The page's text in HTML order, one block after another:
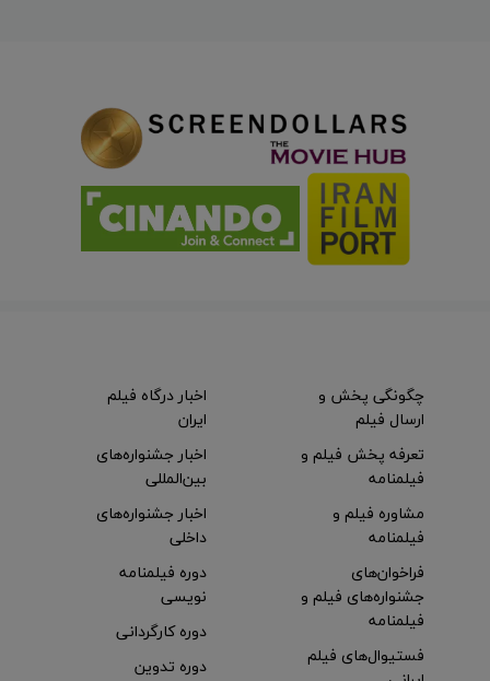
چگونگی پخش و
ارسال فیلم
تعرفه پخش فیلم و
فیلمنامه
مشاوره فیلم و
فیلمنامه
اخبار درگاه فیلم
ایران
اخبار جشنواره‌های
بین‌المللی
اخبار جشنواره‌های
داخلی
فراخوان‌های
جشنواره‌های فیلم و
فیلمنامه
فستیوال‌های فیلم
دوره فیلمنامه
نویسی
دوره کارگردانی
دوره تدوین